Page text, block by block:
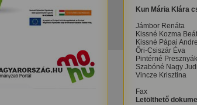
Kun Mária Klára
Jámbor Renáta
Kissné Kozma
Kissné Pápai
Őri-Csiszár Éva
Pintérné
Szabóné Nagy
Vincze Krisztina
Fax
Letölthető